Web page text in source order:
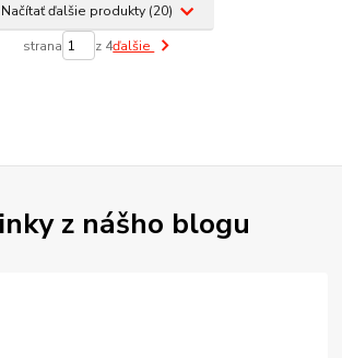
Načítať ďalšie produkty (20)
strana z 4ďalšie
z nášho blogu